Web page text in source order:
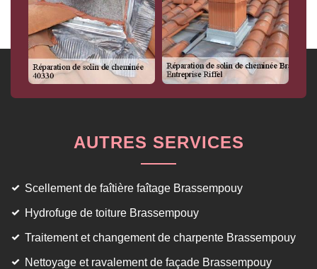
AUTRES SERVICES
Scellement de faîtière faîtage Brassempouy
Hydrofuge de toiture Brassempouy
Traitement et changement de charpente Brassempouy
Nettoyage et ravalement de façade Brassempouy